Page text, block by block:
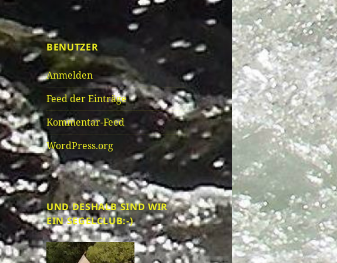
BENUTZER
Anmelden
Feed der Einträge
Kommentar-Feed
WordPress.org
UND DESHALB SIND WIR
EIN SEGELCLUB:-)